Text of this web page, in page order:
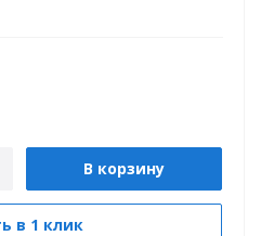
В корзину
в 1 клик